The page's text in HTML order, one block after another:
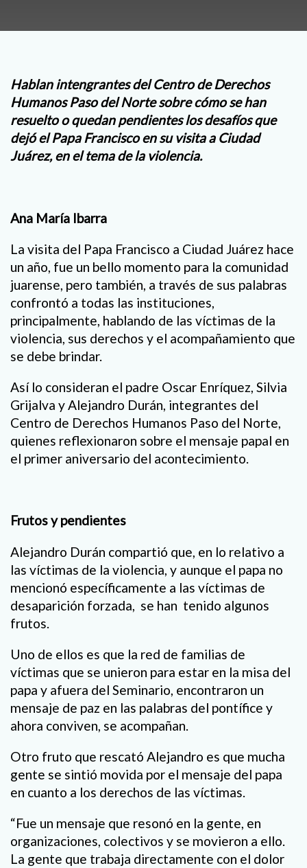
Hablan intengrantes del Centro de Derechos
Humanos Paso del Norte sobre cómo se han
resuelto o quedan pendientes los desafíos que
dejó el Papa Francisco en su visita a Ciudad
Juárez, en el tema de la violencia.
Ana María Ibarra
La visita del Papa Francisco a Ciudad Juárez hace
un año, fue un bello momento para la comunidad
juarense, pero también, a través de sus palabras
confrontó a todas las instituciones,
principalmente, hablando de las víctimas de la
violencia, sus derechos y el acompañamiento que
se debe brindar.
Así lo consideran el padre Oscar Enríquez, Silvia
Grijalva y Alejandro Durán, integrantes del
Centro de Derechos Humanos Paso del Norte,
quienes reflexionaron sobre el mensaje papal en
el primer aniversario del acontecimiento.
Frutos y pendientes
Alejandro Durán compartió que, en lo relativo a
las víctimas de la violencia, y aunque el papa no
mencionó específicamente a las víctimas de
desaparición forzada, se han tenido algunos
frutos.
Uno de ellos es que la red de familias de
víctimas que se unieron para estar en la misa del
papa y afuera del Seminario, encontraron un
mensaje de paz en las palabras del pontífice y
ahora conviven, se acompañan.
Otro fruto que rescató Alejandro es que mucha
gente se sintió movida por el mensaje del papa
en cuanto a los derechos de las víctimas.
“Fue un mensaje que resonó en la gente, en
organizaciones, colectivos y se movieron a ello.
La gente que trabaja directamente con el dolor